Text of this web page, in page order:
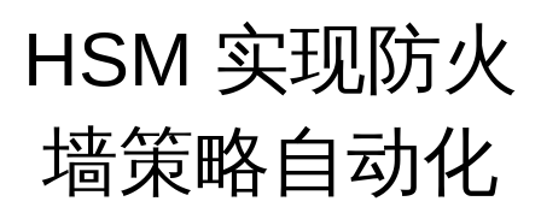
HSM 实现防火
墙策略自动化